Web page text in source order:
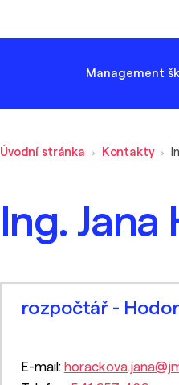
Management
Úvodní stránka Kontakty
Ing.
rozpočtář -
E-mail: